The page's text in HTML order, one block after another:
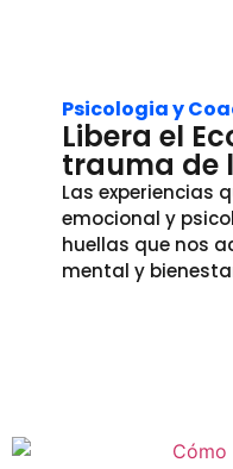
Psicologia y
Libera el
trauma de
Las experiencias
emocional y
huellas que nos
mental y